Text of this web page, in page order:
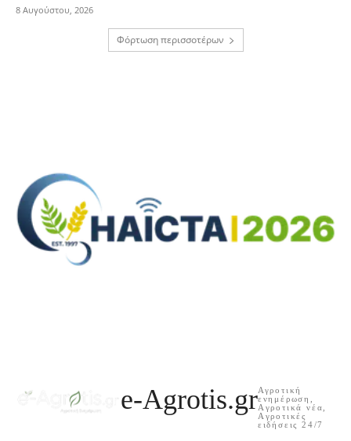
8 Αυγούστου, 2026
Φόρτωση περισσοτέρων
e-Agrotis.grΑγροτική
ενημέρωση,
Aγροτικά νέα,
Aγροτικές
ειδήσεις 24/7